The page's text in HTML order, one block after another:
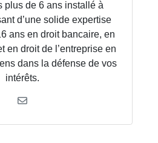
plus de 6 ans installé à
d’une solide expertise
ans en droit bancaire, en
en droit de l’entreprise en
dans la défense de vos
intérêts.